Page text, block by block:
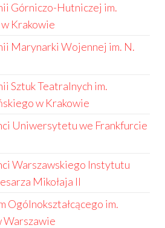
Górniczo-Hutniczej im.
w Krakowie
Marynarki Wojennej im. N.
Sztuk Teatralnych im.
w Krakowie
Uniwersytetu we Frankfurcie
Warszawskiego Instytutu
Mikołaja II
Ogólnokształcącego im.
Warszawie